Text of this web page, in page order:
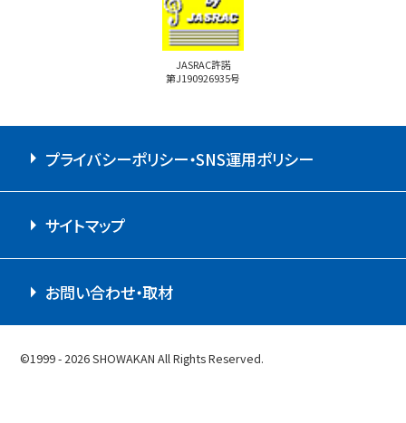
JASRAC許諾
第J190926935号
プライバシーポリシー・SNS運用ポリシー
サイトマップ
お問い合わせ・取材
©1999 - 2026 SHOWAKAN All Rights Reserved.